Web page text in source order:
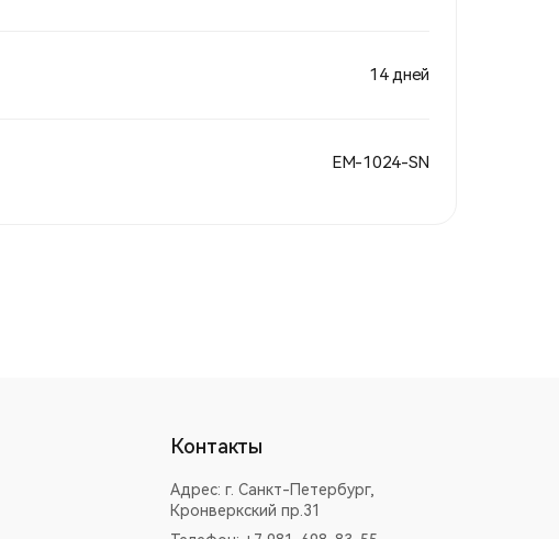
14 дней
EM-1024-SN
Контакты
Адрес:г. Санкт-Петербург,
Кронверкский пр.31